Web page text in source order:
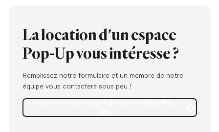
La location d'un espace
Pop-Up vous intéresse ?
Remplissez notre formulaire et un membre de notre
équipe vous contactera sous peu !